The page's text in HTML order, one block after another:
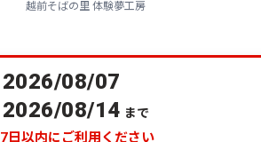
越前そばの里 体験夢工房
2026/08/07
2026/08/14 まで
7日以内にご利用ください